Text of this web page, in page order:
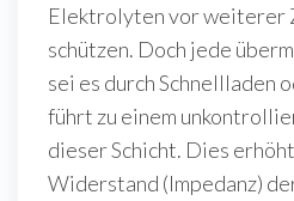
Elektrolyten vor weiterer
schützen. Doch jede
sei es durch Schnellladen
führt zu einem
dieser Schicht. Dies
Widerstand (Impedanz)